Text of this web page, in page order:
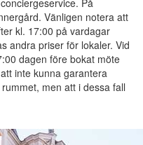
På
Vänligen notera att
kl. 17:00 på vardagar
andra priser för lokaler. Vid
dagen före bokat möte
inte kunna garantera
men att i dessa fall